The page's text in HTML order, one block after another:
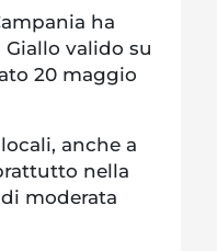
ha
valido su
20 maggio
anche a
nella
moderata